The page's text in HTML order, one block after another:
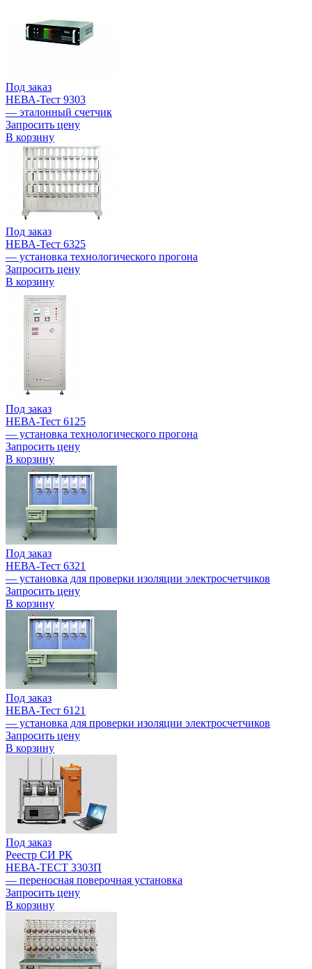
Под заказ
НЕВА-Тест 9303
— эталонный счетчик
Запросить цену
В корзину
Под заказ
НЕВА-Тест 6325
— установка технологического прогона
Запросить цену
В корзину
Под заказ
НЕВА-Тест 6125
— установка технологического прогона
Запросить цену
В корзину
Под заказ
НЕВА-Тест 6321
— установка для проверки изоляции электросчетчиков
Запросить цену
В корзину
Под заказ
НЕВА-Тест 6121
— установка для проверки изоляции электросчетчиков
Запросить цену
В корзину
Под заказ
Реестр СИ РК
НЕВА-ТЕСТ 3303П
— переносная поверочная установка
Запросить цену
В корзину